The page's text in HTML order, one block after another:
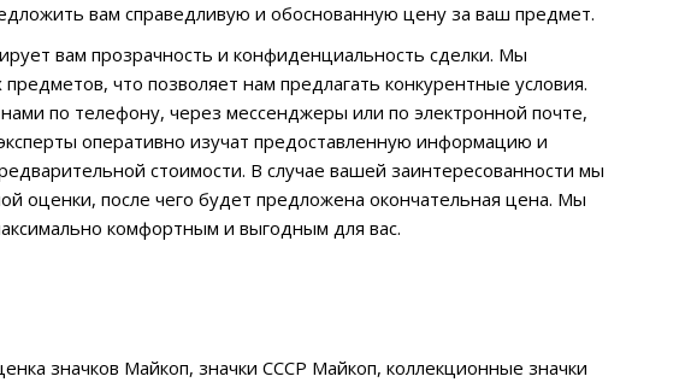
вам справедливую и обоснованную цену за ваш предмет.
вам прозрачность и конфиденциальность сделки. Мы
что позволяет нам предлагать конкурентные условия.
по телефону, через мессенджеры или по электронной почте,
оперативно изучат предоставленную информацию и
стоимости. В случае вашей заинтересованности мы
оценки, после чего будет предложена окончательная цена. Мы
комфортным и выгодным для вас.
значков Майкоп, значки СССР Майкоп, коллекционные значки